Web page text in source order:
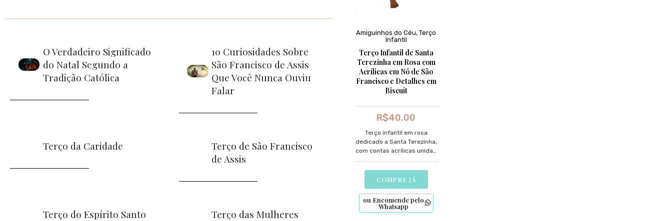
O Verdadeiro Significado
do Natal Segundo a
Tradição Católica
10 Curiosidades Sobre
São Francisco de Assis
Que Você Nunca Ouviu
Falar
Terço da Caridade
Terço de São Francisco
de Assis
Terço do Espírito Santo Terço das Mulheres
Amiguinhos do Céu,Terço
Infantil
Terço Infantil de Santa
Terezinha em Rosa com
Acrílicas em Nó de São
Francisco e Detalhes em
Biscuit
R$40,00
Terço infantil em rosa
dedicado a Santa Terezinha,
com contas acrílicas unidas
biscuit. Uma expressão de fé
COMPRE JÁ
ou Encomende pelo
Whatsapp